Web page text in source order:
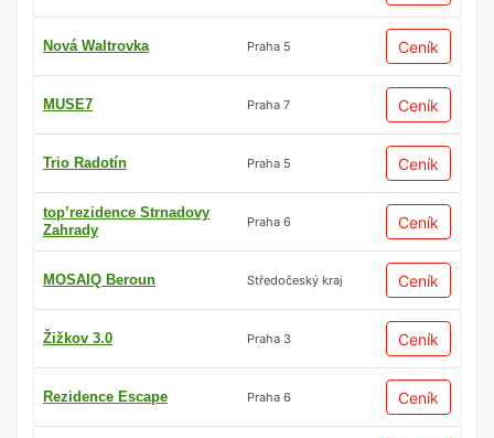
Nová Waltrovka Praha 5 Ceník
MUSE7 Praha 7 Ceník
Trio Radotín Praha 5 Ceník
top’rezidence Strnadovy
Zahrady
Praha 6 Ceník
MOSAIQ Beroun Středočeský kraj Ceník
Žižkov 3.0 Praha 3 Ceník
Rezidence Escape Praha 6 Ceník